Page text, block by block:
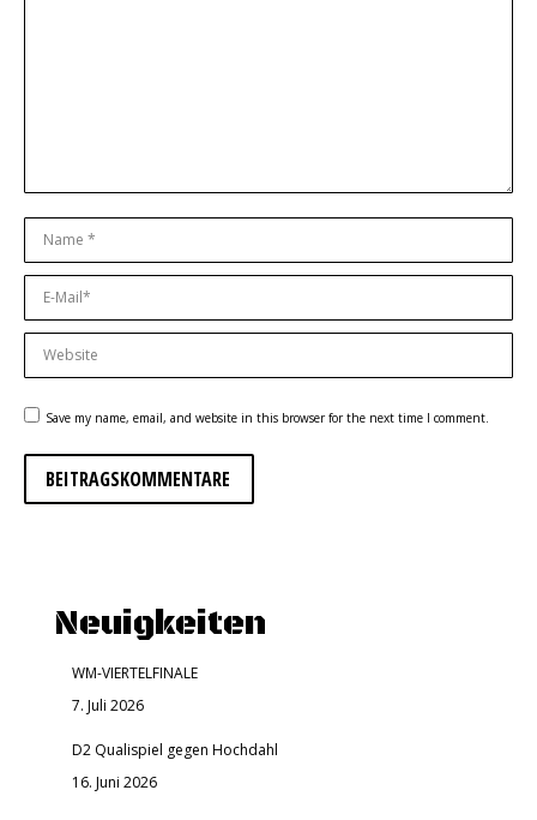
Name *
E-Mail *
Website
Save my name, email, and website in this browser for the next time I comment.
BEITRAGSKOMMENTARE
Neuigkeiten
WM-VIERTELFINALE
7. Juli 2026
D2 Qualispiel gegen Hochdahl
16. Juni 2026